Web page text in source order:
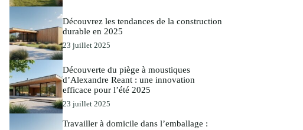
Découvrez les tendances de la construction
durable en 2025
23 juillet 2025
Découverte du piège à moustiques
d’Alexandre Reant : une innovation
efficace pour l’été 2025
23 juillet 2025
Travailler à domicile dans l’emballage :